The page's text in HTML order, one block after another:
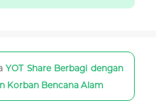
YOT Share Berbagi dengan
Korban Bencana Alam